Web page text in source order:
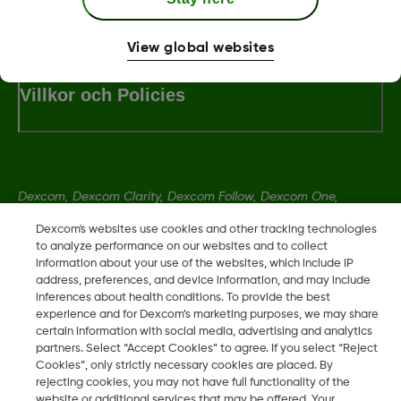
LBL-1000444 Rev001
Villkor och Policies
Dexcom, Dexcom Clarity, Dexcom Follow, Dexcom One,
varumärken i USA och kan vara det i andra länder.
LBL-1000444 Rev001
2026 Dexcom, Inc. Med ensamrätt.
Dexcom's websites use cookies and other tracking technologies
to analyze performance on our websites and to collect
information about your use of the websites, which include IP
address, preferences, and device information, and may include
inferences about health conditions. To provide the best
experience and for Dexcom’s marketing purposes, we may share
certain information with social media, advertising and analytics
partners. Select “Accept Cookies” to agree. If you select “Reject
Cookies”, only strictly necessary cookies are placed. By
rejecting cookies, you may not have full functionality of the
View global websites